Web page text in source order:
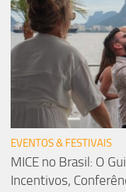
EVENTOS & FESTIVAIS
MICE no Brasil: O
Incentivos,